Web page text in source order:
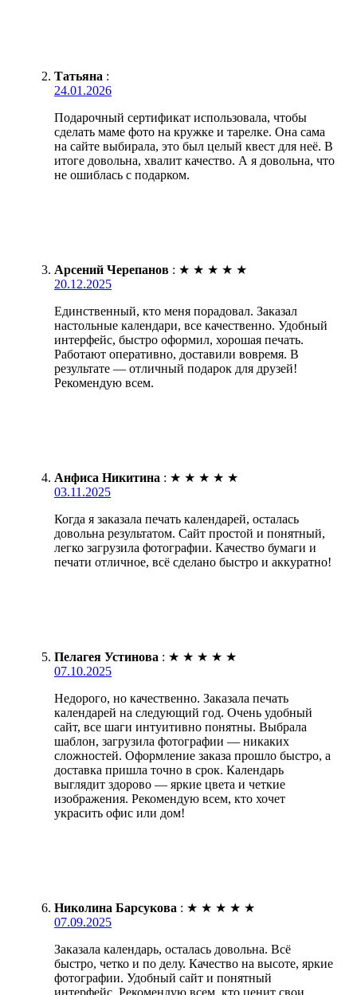
Татьяна :
24.01.2026
Подарочный сертификат использовала, чтобы
сделать маме фото на кружке и тарелке. Она сама
на сайте выбирала, это был целый квест для неё. В
итоге довольна, хвалит качество. А я довольна, что
не ошиблась с подарком.
Арсений Черепанов : ★ ★ ★ ★ ★
20.12.2025
Единственный, кто меня порадовал. Заказал
настольные календари, все качественно. Удобный
интерфейс, быстро оформил, хорошая печать.
Работают оперативно, доставили вовремя. В
результате — отличный подарок для друзей!
Рекомендую всем.
Анфиса Никитина : ★ ★ ★ ★ ★
03.11.2025
Когда я заказала печать календарей, осталась
довольна результатом. Сайт простой и понятный,
легко загрузила фотографии. Качество бумаги и
печати отличное, всё сделано быстро и аккуратно!
Пелагея Устинова : ★ ★ ★ ★ ★
07.10.2025
Недорого, но качественно. Заказала печать
календарей на следующий год. Очень удобный
сайт, все шаги интуитивно понятны. Выбрала
шаблон, загрузила фотографии — никаких
сложностей. Оформление заказа прошло быстро, а
доставка пришла точно в срок. Календарь
выглядит здорово — яркие цвета и четкие
изображения. Рекомендую всем, кто хочет
украсить офис или дом!
Николина Барсукова : ★ ★ ★ ★ ★
07.09.2025
Заказала календарь, осталась довольна. Всё
быстро, четко и по делу. Качество на высоте, яркие
фотографии. Удобный сайт и понятный